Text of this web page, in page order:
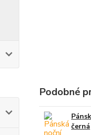
Podobné
černá